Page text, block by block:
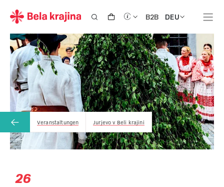
B2B DEU
Veranstaltungen Jurjevo v Beli krajini
26